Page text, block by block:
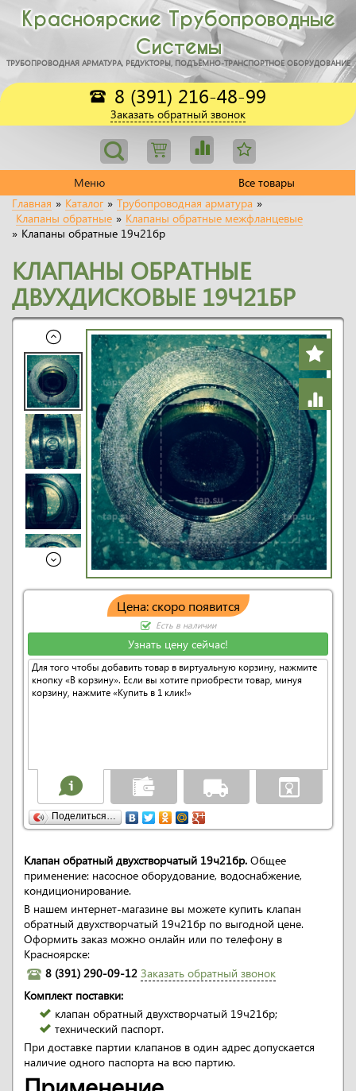
Красноярские Трубопроводные
Системы
ТРУБОПРОВОДНАЯ АРМАТУРА, РЕДУКТОРЫ, ПОДЪЁМНО-ТРАНСПОРТНОЕ ОБОРУДОВАНИЕ
8 (391) 216-48-99
Заказать обратный звонок
Меню
Все товары
Главная » Каталог » Трубопроводная арматура »
Клапаны обратные » Клапаны обратные межфланцевые
» Клапаны обратные 19ч21бр
КЛАПАНЫ ОБРАТНЫЕ
ДВУХДИСКОВЫЕ 19Ч21БР
Цена: скоро появится
Есть в наличии
Узнать цену сейчас!
Для того чтобы добавить товар в виртуальную корзину, нажмите
кнопку «В корзину». Если вы хотите приобрести товар, минуя
корзину, нажмите «Купить в 1 клик!»
Поделиться…
Клапан обратный двухстворчатый 19ч21бр. Общее
применение: насосное оборудование, водоснабжение,
кондиционирование.
В нашем интернет-магазине вы можете купить клапан
обратный двухстворчатый 19ч21бр по выгодной цене.
Оформить заказ можно онлайн или по телефону в
Красноярске:
8 (391) 290-09-12 Заказать обратный звонок
Комплект поставки:
клапан обратный двухстворчатый 19ч21бр;
технический паспорт.
При доставке партии клапанов в один адрес допускается
наличие одного паспорта на всю партию.